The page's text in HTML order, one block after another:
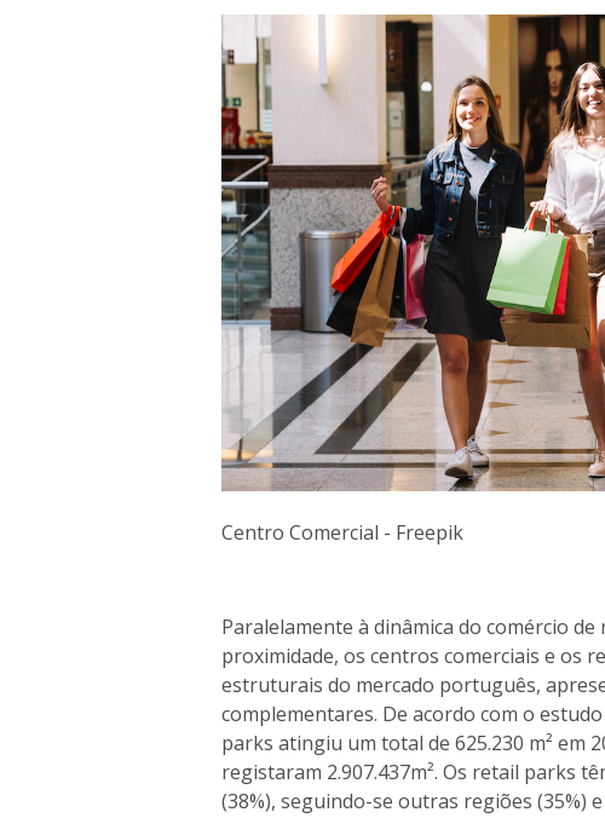
Centro Comercial - Freepik
Paralelamente à dinâmica do comércio
proximidade, os centros comerciais e os
estruturais do mercado português,
complementares. De acordo com o
parks atingiu um total de 625.230 m² em
registaram 2.907.437m². Os retail parks
(38%), seguindo-se outras regiões (35%)